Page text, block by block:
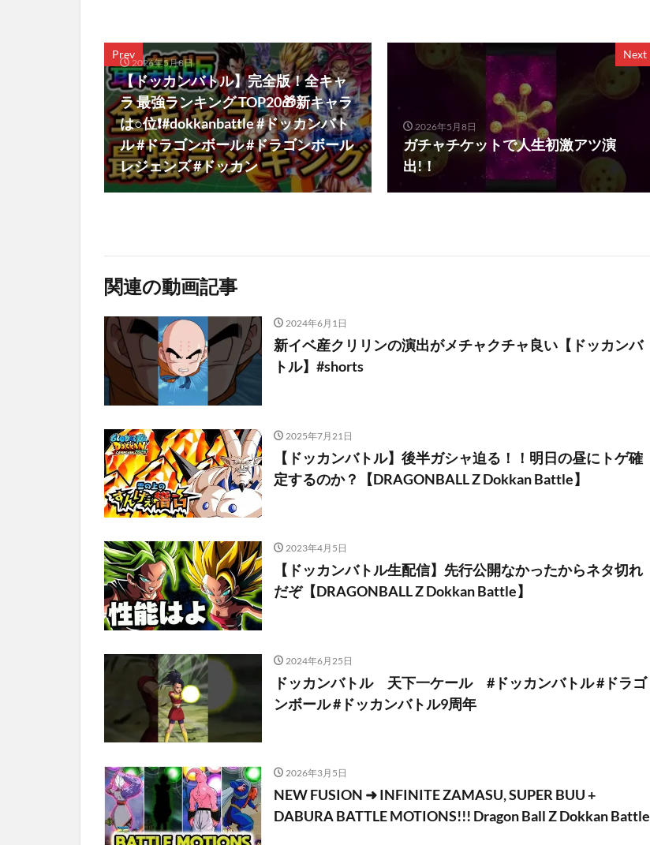
Prev
2026年5月8日
【ドッカンバトル】完全版！全キャ
ラ 最強ランキング TOP20🎁新キャラ
は○位❗️#dokkanbattle #ドッカンバト
ル #ドラゴンボール #ドラゴンボール
レジェンズ #ドッカン
Next
2026年5月8日
ガチャチケットで人生初激アツ演
出!！
関連の動画記事
2024年6月1日
新イベ産クリリンの演出がメチャクチャ良い【ドッカンバ
トル】#shorts
2025年7月21日
【ドッカンバトル】後半ガシャ迫る！！明日の昼にトゲ確
定するのか？【DRAGONBALL Z Dokkan Battle】
2023年4月5日
【ドッカンバトル生配信】先行公開なかったからネタ切れ
だぞ【DRAGONBALL Z Dokkan Battle】
2024年6月25日
ドッカンバトル 天下一ケール #ドッカンバトル #ドラゴ
ンボール #ドッカンバトル9周年
2026年3月5日
NEW FUSION ➜ INFINITE ZAMASU, SUPER BUU +
DABURA BATTLE MOTIONS!!! Dragon Ball Z Dokkan Battle